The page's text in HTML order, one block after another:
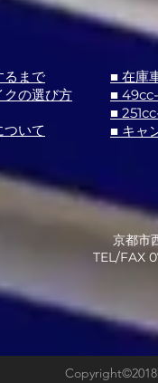
るまで
クの選び方
いて
■ 在庫
■
■
■ キャ
京都市
​TEL/FAX